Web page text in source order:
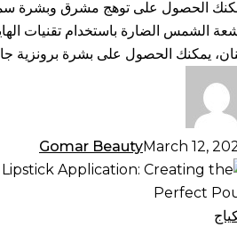
الحصول على توهج مشرق وبشرة
الشمس الضارة باستخدام تقنيات
يمكنك الحصول على بشرة برونزية
Gomar BeautyMarch 12,